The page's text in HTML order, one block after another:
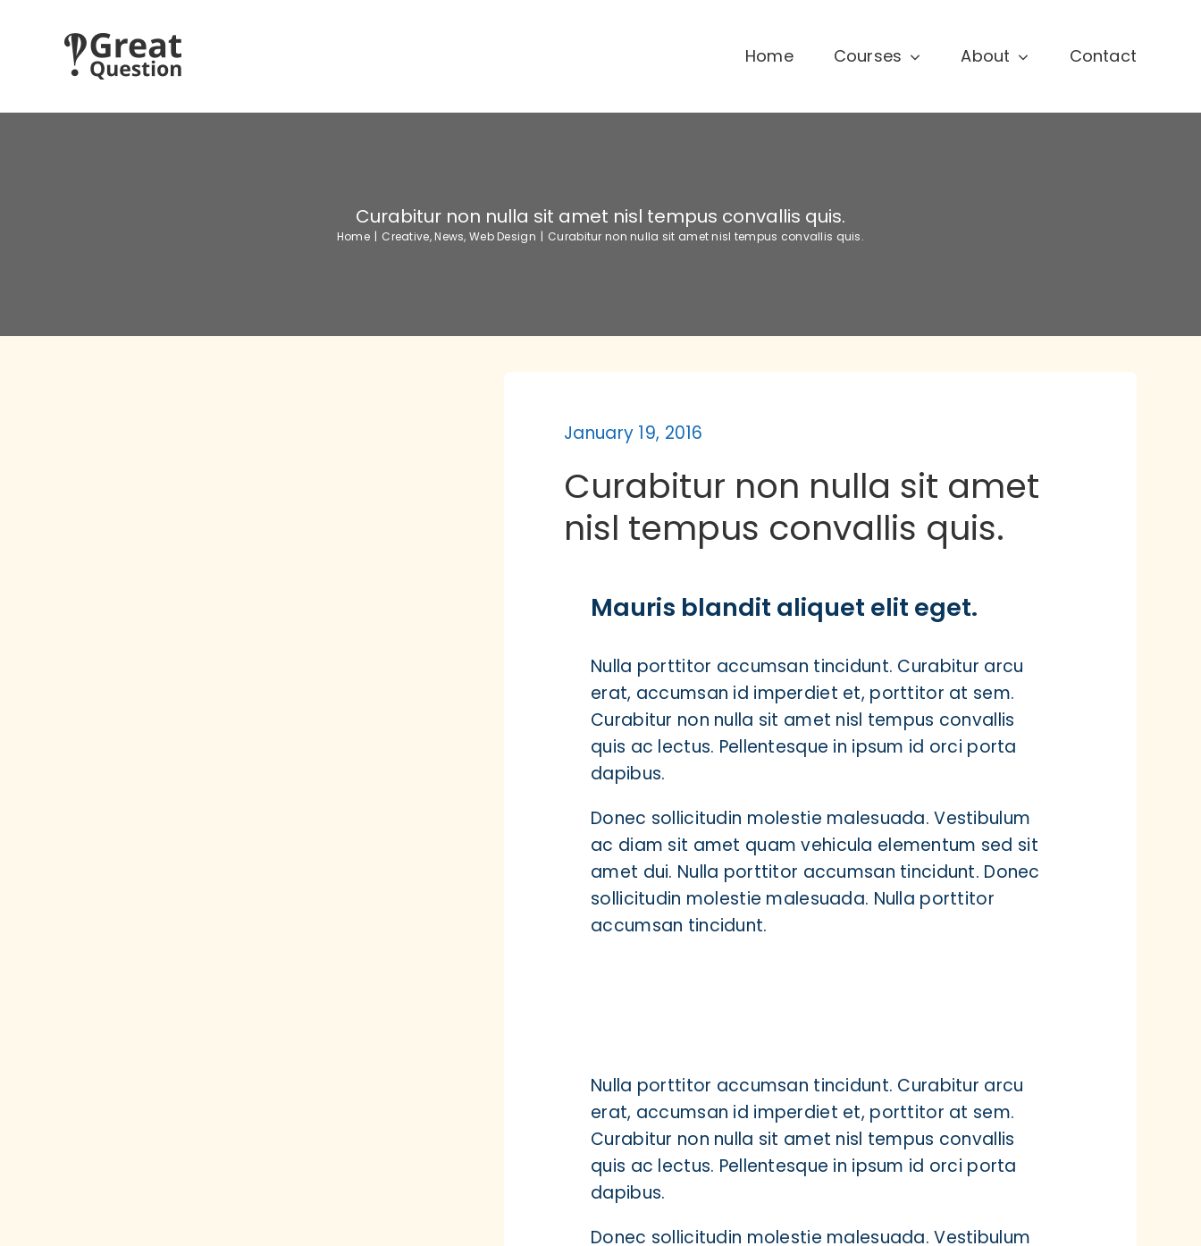
Home Courses About Contact
Curabitur non nulla sit amet nisl tempus convallis quis.
Home | Creative, News, Web Design | Curabitur non nulla sit amet nisl tempus convallis quis.
January 19, 2016
Curabitur non nulla sit amet
nisl tempus convallis quis.
Mauris blandit aliquet elit eget.
Nulla porttitor accumsan tincidunt. Curabitur arcu
erat, accumsan id imperdiet et, porttitor at sem.
Curabitur non nulla sit amet nisl tempus convallis
quis ac lectus. Pellentesque in ipsum id orci porta
dapibus.
Donec sollicitudin molestie malesuada. Vestibulum
ac diam sit amet quam vehicula elementum sed sit
amet dui. Nulla porttitor accumsan tincidunt. Donec
sollicitudin molestie malesuada. Nulla porttitor
accumsan tincidunt.
Nulla porttitor accumsan tincidunt. Curabitur arcu
erat, accumsan id imperdiet et, porttitor at sem.
Curabitur non nulla sit amet nisl tempus convallis
quis ac lectus. Pellentesque in ipsum id orci porta
dapibus.
Donec sollicitudin molestie malesuada. Vestibulum